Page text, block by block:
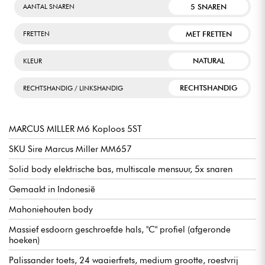
AANTAL SNAREN 5 SNAREN
FRETTEN MET FRETTEN
KLEUR NATURAL
RECHTSHANDIG / LINKSHANDIG RECHTSHANDIG
MARCUS MILLER M6 Koploos 5ST
SKU Sire Marcus Miller MM657
Solid body elektrische bas, multiscale mensuur, 5x snaren
Gemaakt in Indonesië
Mahoniehouten body
Massief esdoorn geschroefde hals, "C" profiel (afgeronde
hoeken)
Palissander toets, 24 waaierfrets, medium grootte, roestvrij